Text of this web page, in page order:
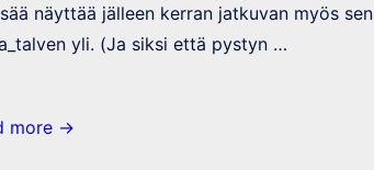
näyttää jälleen kerran jatkuvan myös sen
yli. (Ja siksi että pystyn …
more →